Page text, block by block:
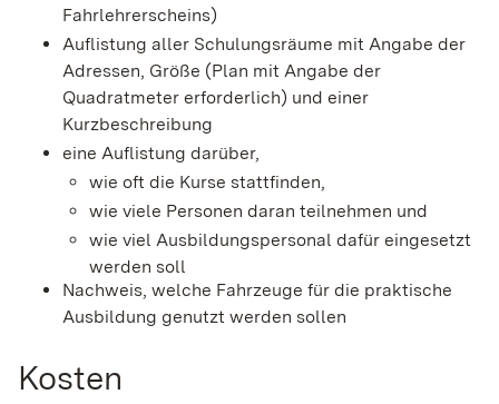
Fahrlehrerscheins)
Auflistung aller Schulungsräume mit Angabe der
Adressen, Größe (Plan mit Angabe der
Quadratmeter erforderlich) und einer
Kurzbeschreibung
eine Auflistung darüber,
wie oft die Kurse stattfinden,
wie viele Personen daran teilnehmen und
wie viel Ausbildungspersonal dafür eingesetzt
werden soll
Nachweis, welche Fahrzeuge für die praktische
Ausbildung genutzt werden sollen
Kosten